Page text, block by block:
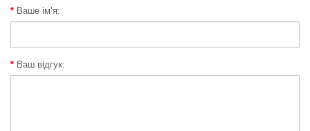
Ваше ім’я:
Ваш відгук: